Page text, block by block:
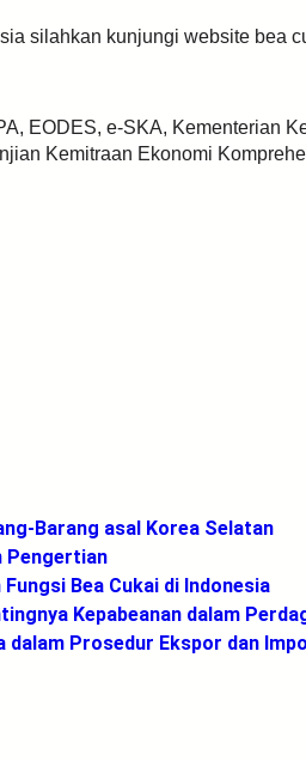
silahkan kunjungi website bea
EODES, e-SKA, Kementerian
Kemitraan Ekonomi
Barang asal Korea Selatan
Pengertian
Bea Cukai di Indonesia
Kepabeanan dalam
Prosedur Ekspor dan